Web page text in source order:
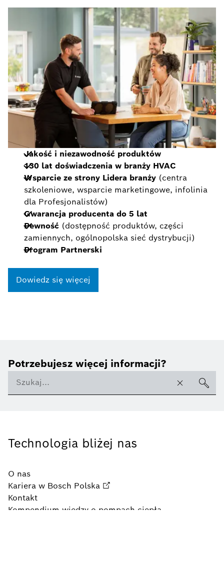
Jakość i niezawodność produktów
130 lat doświadczenia w branży HVAC
Wsparcie ze strony Lidera branży (centra
szkoleniowe, wsparcie marketingowe, infolinia
dla Profesjonalistów)
Gwarancja producenta do 5 lat
Pewność (dostępność produktów, części
zamiennych, ogólnopolska sieć dystrybucji)
Program Partnerski
Dowiedz się więcej
Potrzebujesz więcej informacji?
Technologia bliżej nas
O nas
Kariera w Bosch Polska
Kontakt
Kompendium wiedzy o pompach ciepła